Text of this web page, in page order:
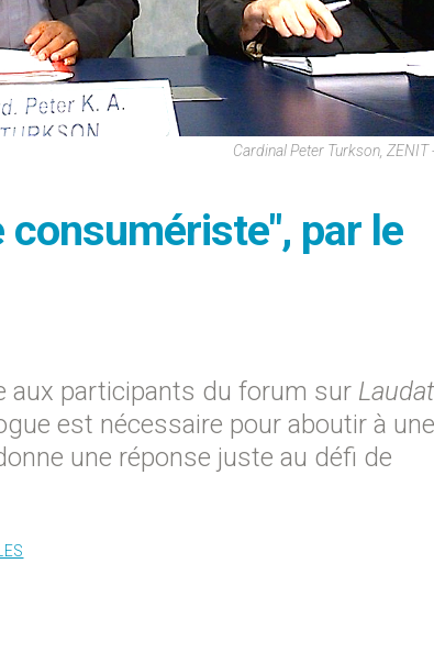
Cardinal Peter Turkson, ZENIT
consumériste", par le
aux participants du forum sur
est nécessaire pour aboutir à une
une réponse juste au défi de